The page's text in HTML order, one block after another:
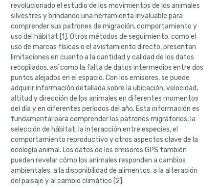
revolucionado el estudio de los movimientos de los animales
silvestres y brindando una herramienta invaluable para
comprender sus patrones de migración, comportamiento y
uso del hábitat [1]. Otros métodos de seguimiento, como el
uso de marcas físicas o el avistamiento directo, presentan
limitaciones en cuanto a la cantidad y calidad de los datos
recopilados, así como la falta de datos intermedios entre dos
puntos alejados en el espacio. Con los emisores, se puede
adquirir información detallada sobre la ubicación, velocidad,
altitud y dirección de los animales en diferentes momentos
del día y en diferentes períodos del año. Esta información es
fundamental para comprender los patrones migratorios, la
selección de hábitat, la interacción entre especies, el
comportamiento reproductivo y otros aspectos clave de la
ecología animal. Los datos de los emisores GPS también
pueden revelar cómo los animales responden a cambios
ambientales, a la disponibilidad de alimentos, a la alteración
del paisaje y al cambio climático [2].